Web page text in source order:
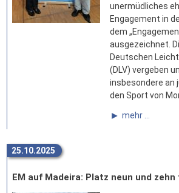
unermüdliches
Engagement in
dem
ausgezeichnet.
Deutschen
(DLV) vergeben
insbesondere an
den Sport von
mehr ...
25.10.2025
EM auf Madeira: Platz neun und